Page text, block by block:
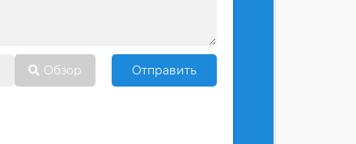
Обзор Отправить